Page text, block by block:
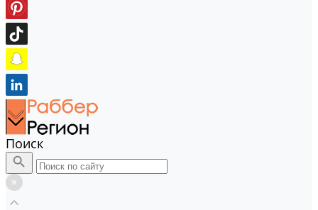
Поиск